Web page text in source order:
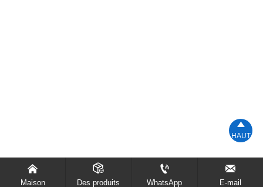

Maison

Des produits

WhatsApp

E-mail

HAUT